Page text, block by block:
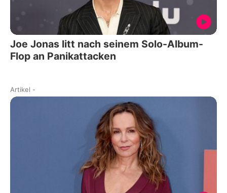
Joe Jonas litt nach seinem Solo-Album-
Flop an Panikattacken
Artikel -